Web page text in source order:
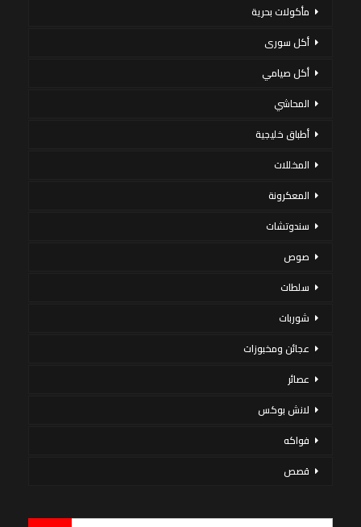
مأكولات بحرية
أكل سورى
أكل صيامي
المحاشي
أطباق خليجية
المخللات
المعكرونة
سندوتشات
صوص
سلطات
شوربات
عجائن ومخبوزات
عصائر
لانش بوكس
فواكه
قصص